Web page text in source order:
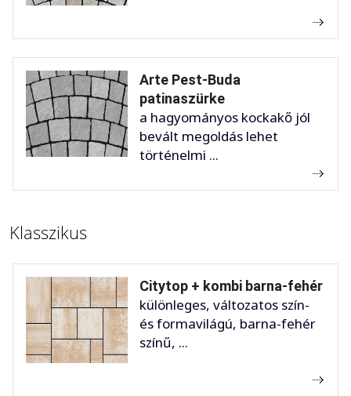
Arte Pest-Buda
patinaszürke
a hagyományos kockakő jól
bevált megoldás lehet
történelmi ...
Klasszikus
Citytop + kombi barna-fehér
különleges, változatos szín-
és formavilágú, barna-fehér
színű, ...